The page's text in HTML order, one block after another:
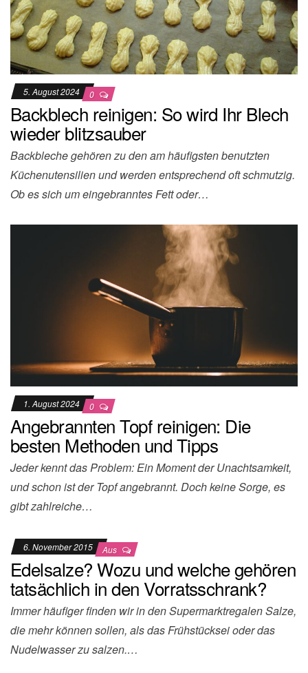
5. August 2024 0
Backblech reinigen: So wird Ihr Blech
wieder blitzsauber
Backbleche gehören zu den am häufigsten benutzten
Küchenutensilien und werden entsprechend oft schmutzig.
Ob es sich um eingebranntes Fett oder…
1. August 2024 0
Angebrannten Topf reinigen: Die
besten Methoden und Tipps
Jeder kennt das Problem: Ein Moment der Unachtsamkeit,
und schon ist der Topf angebrannt. Doch keine Sorge, es
gibt zahlreiche…
6. November 2015 Aus
Edelsalze? Wozu und welche gehören
tatsächlich in den Vorratsschrank?
Immer häufiger finden wir in den Supermarktregalen Salze,
die mehr können sollen, als das Frühstücksei oder das
Nudelwasser zu salzen.…